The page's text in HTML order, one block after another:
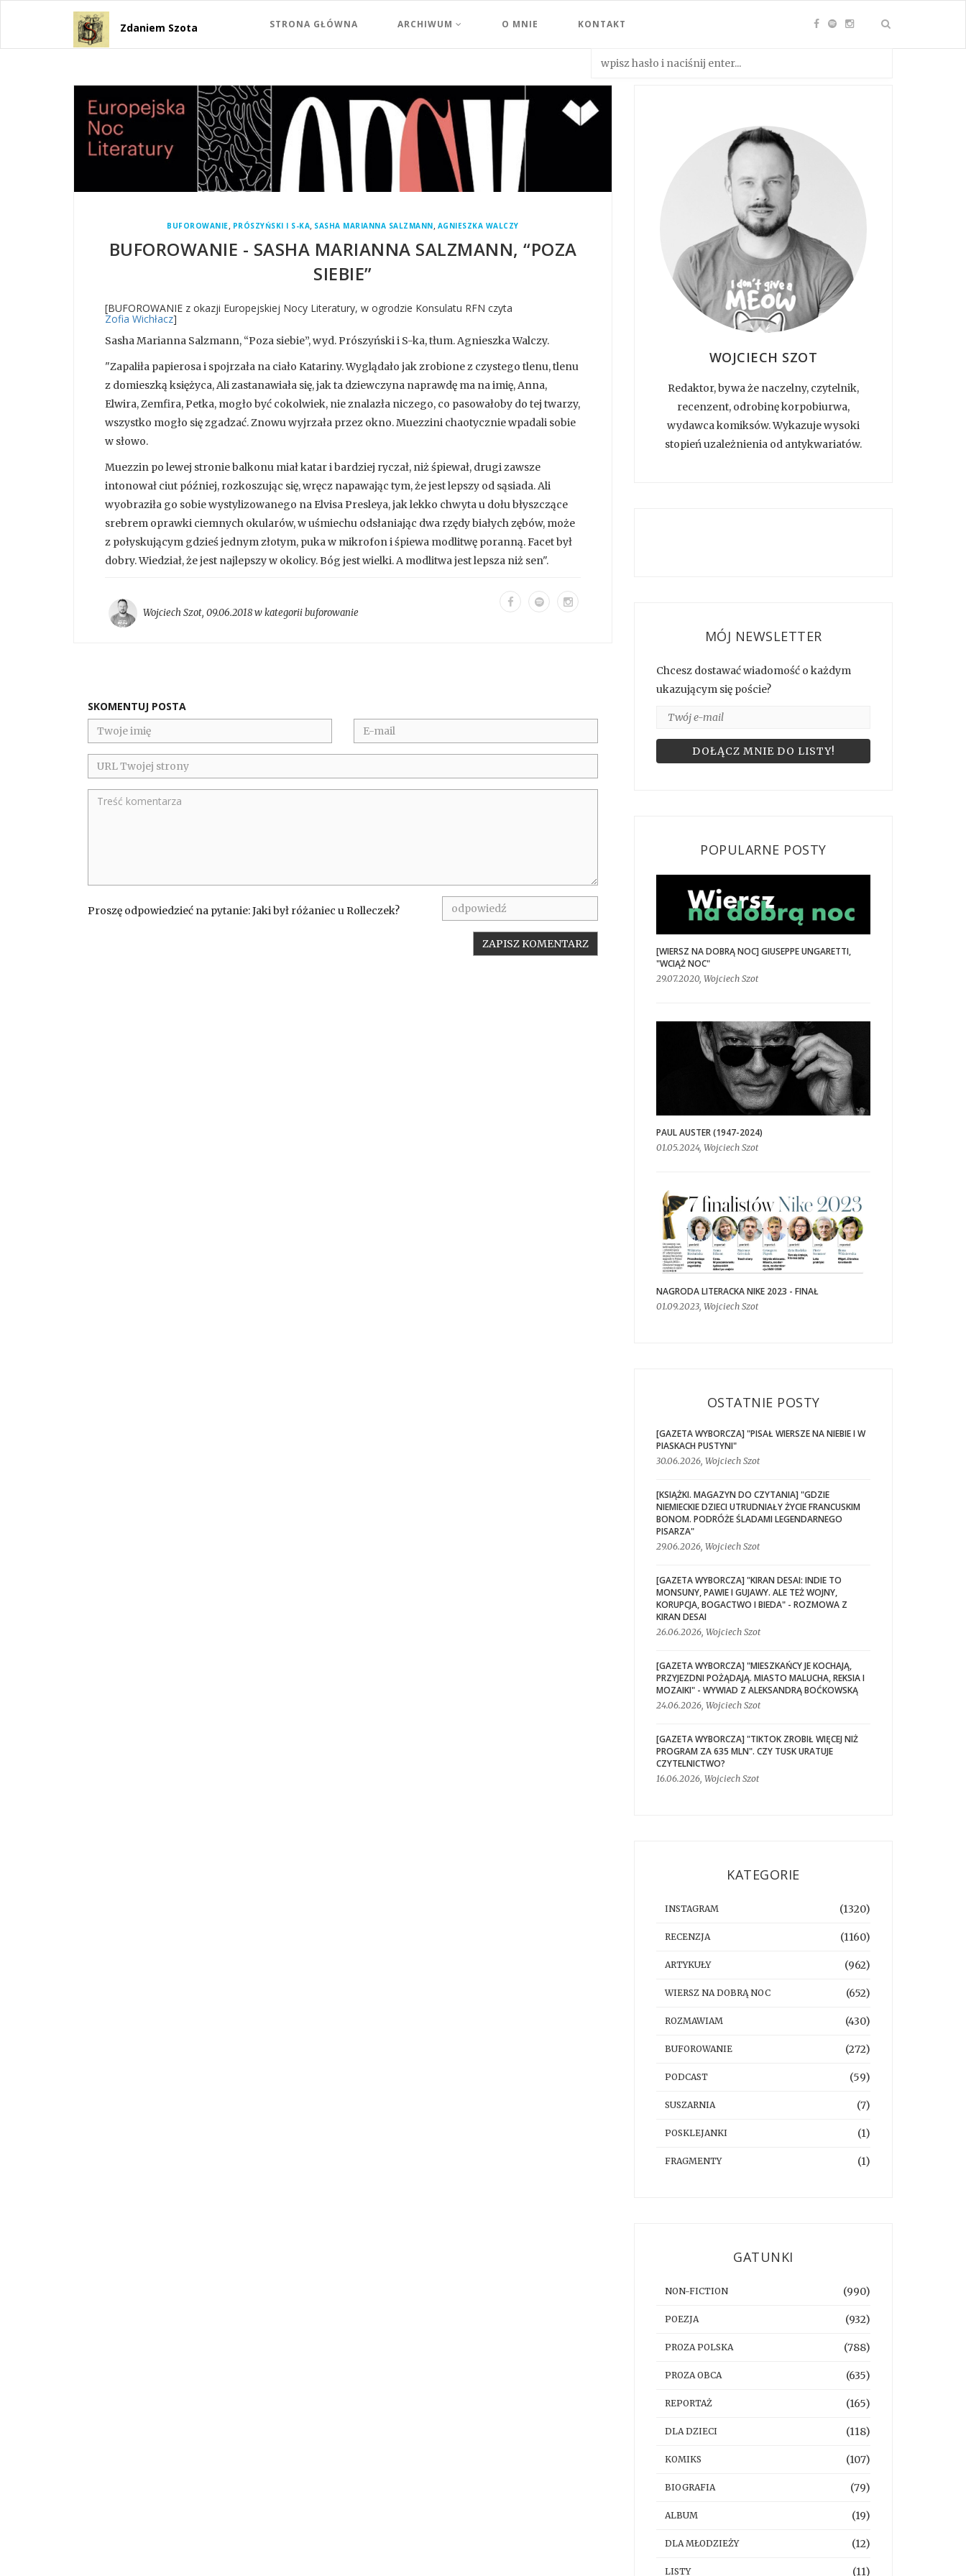
Zdaniem Szota STRONA GŁÓWNA ARCHIWUM O MNIE KONTAKT
BUFOROWANIE, PRÓSZYŃSKI I S-KA, SASHA MARIANNA SALZMANN, AGNIESZKA WALCZY
BUFOROWANIE - SASHA MARIANNA SALZMANN, “POZA
SIEBIE”
[BUFOROWANIE z okazji Europejskiej Nocy Literatury, w ogrodzie Konsulatu RFN czyta
Zofia Wichłacz]
Sasha Marianna Salzmann, “Poza siebie”, wyd. Prószyński i S-ka, tłum. Agnieszka Walczy.
"Zapaliła papierosa i spojrzała na ciało Katariny. Wyglądało jak zrobione z czystego tlenu, tlenu
z domieszką księżyca, Ali zastanawiała się, jak ta dziewczyna naprawdę ma na imię, Anna,
Elwira, Zemfira, Petka, mogło być cokolwiek, nie znalazła niczego, co pasowałoby do tej twarzy,
wszystko mogło się zgadzać. Znowu wyjrzała przez okno. Muezzini chaotycznie wpadali sobie
w słowo.
Muezzin po lewej stronie balkonu miał katar i bardziej ryczał, niż śpiewał, drugi zawsze
intonował ciut później, rozkoszując się, wręcz napawając tym, że jest lepszy od sąsiada. Ali
wyobraziła go sobie wystylizowanego na Elvisa Presleya, jak lekko chwyta u dołu błyszczące
srebrem oprawki ciemnych okularów, w uśmiechu odsłaniając dwa rzędy białych zębów, może
z połyskującym gdzieś jednym złotym, puka w mikrofon i śpiewa modlitwę poranną. Facet był
dobry. Wiedział, że jest najlepszy w okolicy. Bóg jest wielki. A modlitwa jest lepsza niż sen".
Wojciech Szot, 09.06.2018 w kategoriibuforowanie
SKOMENTUJ POSTA
Proszę odpowiedzieć na pytanie: Jaki był różaniec u Rolleczek?
WOJCIECH SZOT
Redaktor, bywa że naczelny, czytelnik,
recenzent, odrobinę korpobiurwa,
wydawca komiksów. Wykazuje wysoki
stopień uzależnienia od antykwariatów.
MÓJ NEWSLETTER
Chcesz dostawać wiadomość o każdym
ukazującym się poście?
POPULARNE POSTY
[WIERSZ NA DOBRĄ NOC] GIUSEPPE UNGARETTI,
"WCIĄŻ NOC"
29.07.2020, Wojciech Szot
PAUL AUSTER (1947-2024)
01.05.2024, Wojciech Szot
NAGRODA LITERACKA NIKE 2023 - FINAŁ
01.09.2023, Wojciech Szot
OSTATNIE POSTY
[GAZETA WYBORCZA] "PISAŁ WIERSZE NA NIEBIE I W
PIASKACH PUSTYNI"
30.06.2026, Wojciech Szot
[KSIĄŻKI. MAGAZYN DO CZYTANIA] "GDZIE
NIEMIECKIE DZIECI UTRUDNIAŁY ŻYCIE FRANCUSKIM
BONOM. PODRÓŻE ŚLADAMI LEGENDARNEGO
PISARZA"
29.06.2026, Wojciech Szot
[GAZETA WYBORCZA] "KIRAN DESAI: INDIE TO
MONSUNY, PAWIE I GUJAWY. ALE TEŻ WOJNY,
KORUPCJA, BOGACTWO I BIEDA" - ROZMOWA Z
KIRAN DESAI
26.06.2026, Wojciech Szot
[GAZETA WYBORCZA] "MIESZKAŃCY JE KOCHAJĄ,
PRZYJEZDNI POŻĄDAJĄ. MIASTO MALUCHA, REKSIA I
MOZAIKI" - WYWIAD Z ALEKSANDRĄ BOĆKOWSKĄ
24.06.2026, Wojciech Szot
[GAZETA WYBORCZA] "TIKTOK ZROBIŁ WIĘCEJ NIŻ
PROGRAM ZA 635 MLN". CZY TUSK URATUJE
CZYTELNICTWO?
16.06.2026, Wojciech Szot
KATEGORIE
INSTAGRAM (1320)
RECENZJA (1160)
ARTYKUŁY (962)
WIERSZ NA DOBRĄ NOC (652)
ROZMAWIAM (430)
BUFOROWANIE (272)
PODCAST (59)
SUSZARNIA (7)
POSKLEJANKI (1)
FRAGMENTY (1)
GATUNKI
NON-FICTION (990)
POEZJA (932)
PROZA POLSKA (788)
PROZA OBCA (635)
REPORTAŻ (165)
DLA DZIECI (118)
KOMIKS (107)
BIOGRAFIA (79)
ALBUM (19)
DLA MŁODZIEŻY (12)
LISTY (11)